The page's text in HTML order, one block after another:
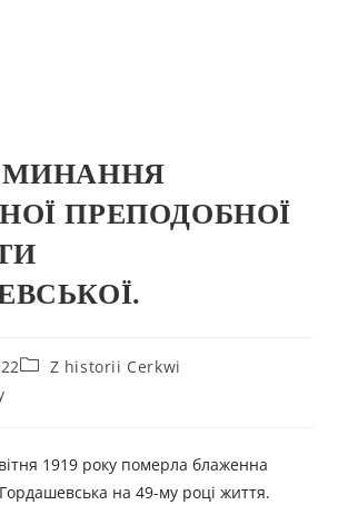
ПРЕПОДОБНОЇ
Z historii Cerkwi
1919 року померла блаженна
на 49-му році життя.